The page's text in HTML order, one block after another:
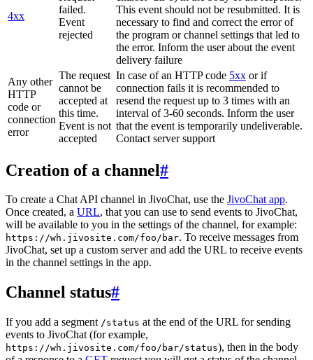
4xx
failed.
Event
rejected
This event should not be resubmitted. It is
necessary to find and correct the error of
the program or channel settings that led to
the error. Inform the user about the event
delivery failure
Any other
HTTP
code or
connection
error
The request
cannot be
accepted at
this time.
Event is not
accepted
In case of an HTTP code 5xx or if
connection fails it is recommended to
resend the request up to 3 times with an
interval of 3-60 seconds. Inform the user
that the event is temporarily undeliverable.
Contact server support
Creation of a channel#
To create a Chat API channel in JivoChat, use the JivoChat app.
Once created, a URL, that you can use to send events to JivoChat,
will be available to you in the settings of the channel, for example:
https://wh.jivosite.com/foo/bar. To receive messages from
JivoChat, set up a custom server and add the URL to receive events
in the channel settings in the app.
Channel status#
If you add a segment /status at the end of the URL for sending
events to JivoChat (for example,
https://wh.jivosite.com/foo/bar/status), then in the body